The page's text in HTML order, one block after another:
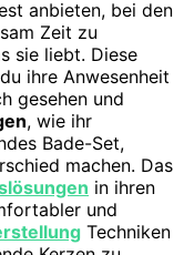
anbieten, bei den
Zeit zu
sie liebt. Diese
ihre Anwesenheit
gesehen und
, wie ihr
Bade-Set,
machen. Das
in ihren
und
Techniken